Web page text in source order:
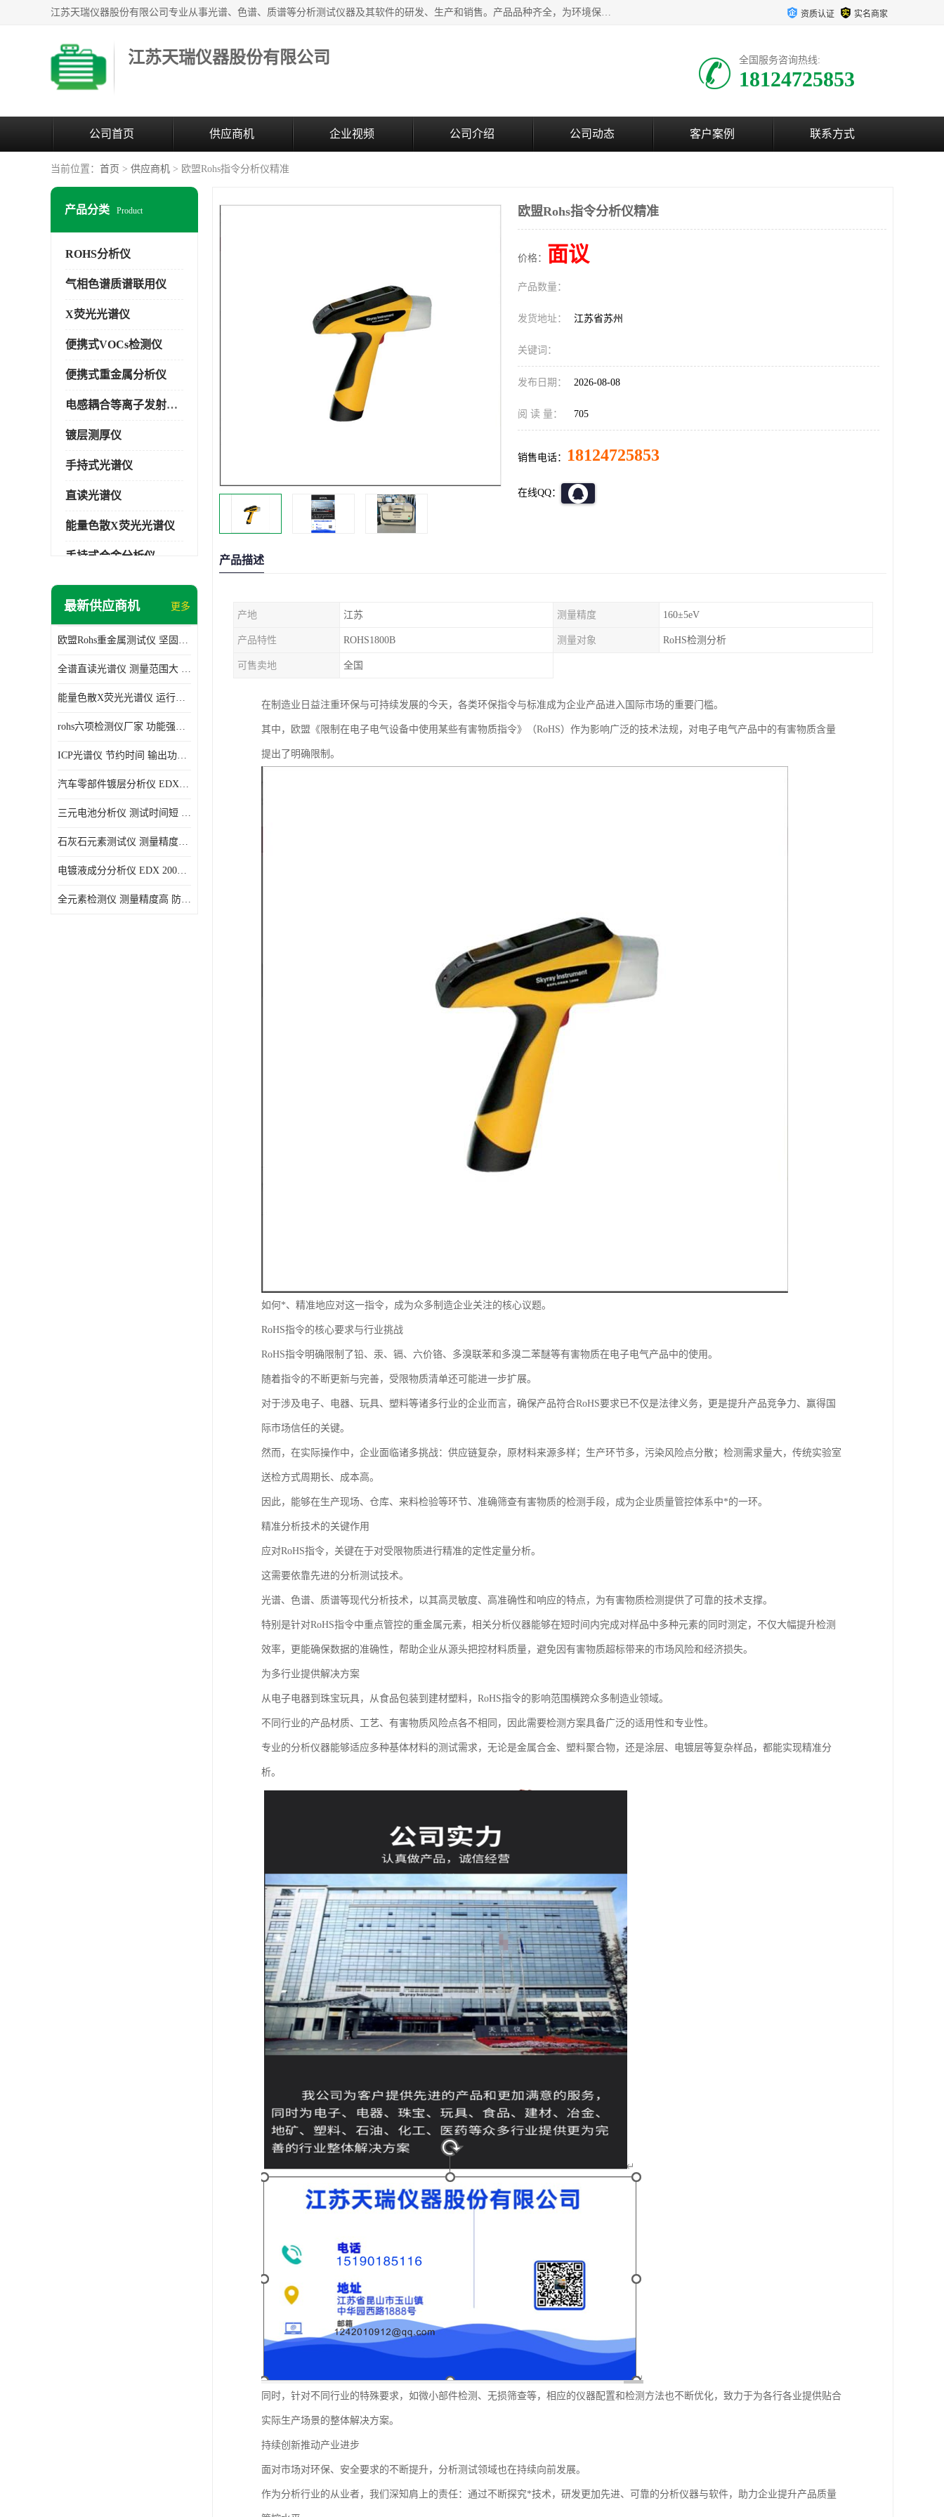
江苏天瑞仪器股份有限公司专业从事光谱、色谱、质谱等分析测试仪器及其软件的研发、生产和销售。产品品种齐全，为环境保护与安全、工业测试与分析及其它领域提供专业解决方案。 为客户提供更加先进的产品和更加满意的服务。 资质认证 实名商家
江苏天瑞仪器股份有限公司 全国服务咨询热线:
18124725853
公司首页 供应商机 企业视频 公司介绍 公司动态 客户案例 联系方式
当前位置： 首页 > 供应商机 > 欧盟Rohs指令分析仪精准
产品分类 Product
ROHS分析仪
气相色谱质谱联用仪
X荧光光谱仪
便携式VOCs检测仪
便携式重金属分析仪
电感耦合等离子发射光谱仪
镀层测厚仪
手持式光谱仪
直读光谱仪
能量色散X荧光光谱仪
手持式合金分析仪
手持式矿石分析仪
光电直读光谱仪
便携式水质重金属检测仪
最新供应商机 更多
欧盟Rohs重金属测试仪 坚固耐用 测试结果清晰显示
全谱直读光谱仪 测量范围大 抗干扰性能好
能量色散X荧光光谱仪 运行稳定性高 方便样品的测量
rohs六项检测仪厂家 功能强大 可直接分析
ICP光谱仪 节约时间 输出功率稳定
汽车零部件镀层分析仪 EDX600PLUS 自动谱线识别
三元电池分析仪 测试时间短 体积小 方便便携
石灰石元素测试仪 测量精度高 测量方便 快捷
电镀液成分分析仪 EDX 2000A 测量 穿透力强
全元素检测仪 测量精度高 防尘 防水性能好
欧盟Rohs指令分析仪精准
价格： 面议
产品数量：
发货地址： 江苏省苏州
关键词：
发布日期： 2026-08-08
阅 读 量： 705
销售电话： 18124725853
在线QQ：
产品描述
产地 江苏 测量精度 160±5eV
产品特性 ROHS1800B 测量对象 RoHS检测分析
可售卖地 全国
在制造业日益注重环保与可持续发展的今天，各类环保指令与标准成为企业产品进入国际市场的重要门槛。
其中，欧盟《限制在电子电气设备中使用某些有害物质指令》（RoHS）作为影响广泛的技术法规，对电子电气产品中的有害物质含量
提出了明确限制。
如何*、精准地应对这一指令，成为众多制造企业关注的核心议题。
RoHS指令的核心要求与行业挑战
RoHS指令明确限制了铅、汞、镉、六价铬、多溴联苯和多溴二苯醚等有害物质在电子电气产品中的使用。
随着指令的不断更新与完善，受限物质清单还可能进一步扩展。
对于涉及电子、电器、玩具、塑料等诸多行业的企业而言，确保产品符合RoHS要求已不仅是法律义务，更是提升产品竞争力、赢得国
际市场信任的关键。
然而，在实际操作中，企业面临诸多挑战：供应链复杂，原材料来源多样；生产环节多，污染风险点分散；检测需求量大，传统实验室
送检方式周期长、成本高。
因此，能够在生产现场、仓库、来料检验等环节、准确筛查有害物质的检测手段，成为企业质量管控体系中*的一环。
精准分析技术的关键作用
应对RoHS指令，关键在于对受限物质进行精准的定性定量分析。
这需要依靠先进的分析测试技术。
光谱、色谱、质谱等现代分析技术，以其高灵敏度、高准确性和响应的特点，为有害物质检测提供了可靠的技术支撑。
特别是针对RoHS指令中重点管控的重金属元素，相关分析仪器能够在短时间内完成对样品中多种元素的同时测定，不仅大幅提升检测
效率，更能确保数据的准确性，帮助企业从源头把控材料质量，避免因有害物质超标带来的市场风险和经济损失。
为多行业提供解决方案
从电子电器到珠宝玩具，从食品包装到建材塑料，RoHS指令的影响范围横跨众多制造业领域。
不同行业的产品材质、工艺、有害物质风险点各不相同，因此需要检测方案具备广泛的适用性和专业性。
专业的分析仪器能够适应多种基体材料的测试需求，无论是金属合金、塑料聚合物，还是涂层、电镀层等复杂样品，都能实现精准分
析。
同时，针对不同行业的特殊要求，如微小部件检测、无损筛查等，相应的仪器配置和检测方法也不断优化，致力于为各行各业提供贴合
实际生产场景的整体解决方案。
持续创新推动产业进步
面对市场对环保、安全要求的不断提升，分析测试领域也在持续向前发展。
作为分析行业的从业者，我们深知肩上的责任：通过不断探究*技术，研发更加先进、可靠的分析仪器与软件，助力企业提升产品质量